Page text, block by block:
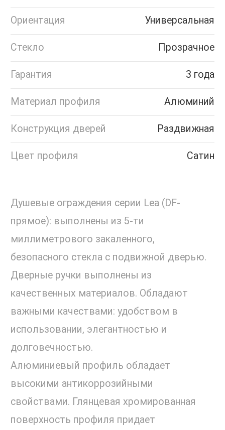
Ориентация Универсальная
Стекло Прозрачное
Гарантия 3 года
Материал профиля Алюминий
Конструкция дверей Раздвижная
Цвет профиля Сатин
Душевые ограждения серии Lea (DF-
прямое): выполнены из 5-ти
миллиметрового закаленного,
безопасного стекла с подвижной дверью.
Дверные ручки выполнены из
качественных материалов. Обладают
важными качествами: удобством в
использовании, элегантностью и
долговечностью.
Алюминиевый профиль обладает
высокими антикоррозийными
свойствами. Глянцевая хромированная
поверхность профиля придает